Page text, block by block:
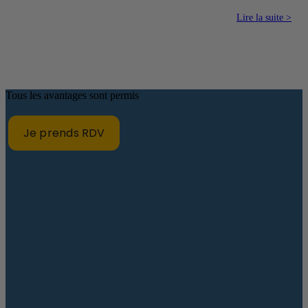
Lire la suite >
Tous les avantages sont permis
Je prends RDV